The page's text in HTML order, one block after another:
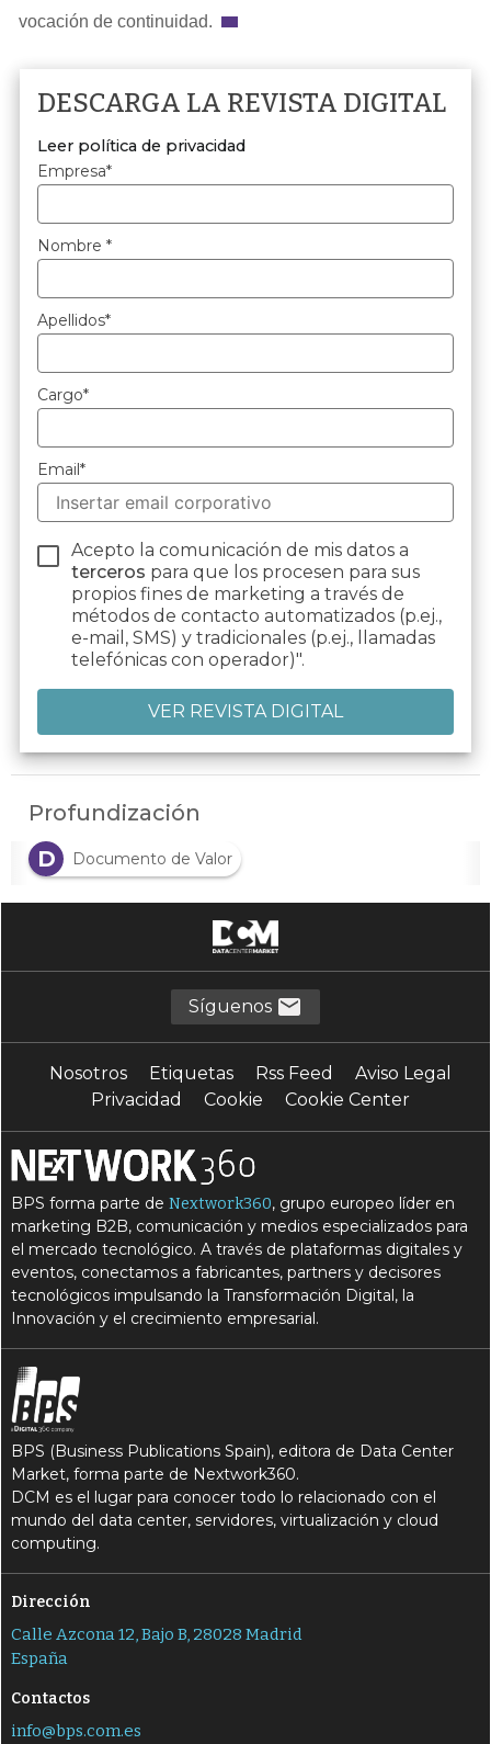
vocación de continuidad.
DESCARGA LA REVISTA DIGITAL
Leer política de privacidad
Empresa*
Nombre*
Apellidos*
Cargo*
Email*
Acepto la comunicación de mis datos a
terceros para que los procesen para sus
propios fines de marketing a través de
métodos de contacto automatizados (p.ej.,
e-mail, SMS) y tradicionales (p.ej., llamadas
telefónicas con operador)".
Profundización
D
Documento de Valor
Síguenos
Nosotros Etiquetas Rss Feed
Aviso Legal
Privacidad
Cookie Cookie Center
BPS forma parte deNextwork360, grupo europeo líder en
marketing B2B, comunicación y medios especializados para
el mercado tecnológico. A través de plataformas digitales y
eventos, conectamos a fabricantes, partners y decisores
tecnológicos impulsando la Transformación Digital, la
Innovación y el crecimiento empresarial.
BPS (Business Publications Spain), editora de Data Center
Market, forma parte de Nextwork360.
DCM es el lugar para conocer todo lo relacionado con el
mundo del data center, servidores, virtualización y cloud
computing.
Dirección
Calle Azcona 12, Bajo B, 28028 Madrid
España
Contactos
info@bps.com.es